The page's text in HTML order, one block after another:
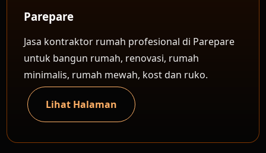
Parepare
Jasa kontraktor rumah profesional di Parepare
untuk bangun rumah, renovasi, rumah
minimalis, rumah mewah, kost dan ruko.
Lihat Halaman